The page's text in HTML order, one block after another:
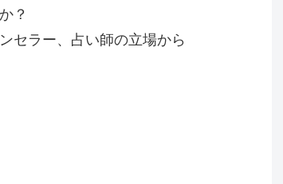
？
セラー、占い師の立場から